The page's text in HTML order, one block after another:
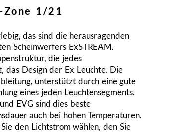
Zone 1/21
das sind die herausragenden
Scheinwerfers ExSTREAM.
die jedes
das Design der Ex Leuchte. Die
unterstützt durch eine gute
eines jeden Leuchtensegments.
EVG sind dies beste
auch bei hohen Temperaturen.
den Lichtstrom wählen, den Sie